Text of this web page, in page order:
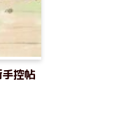
控帖